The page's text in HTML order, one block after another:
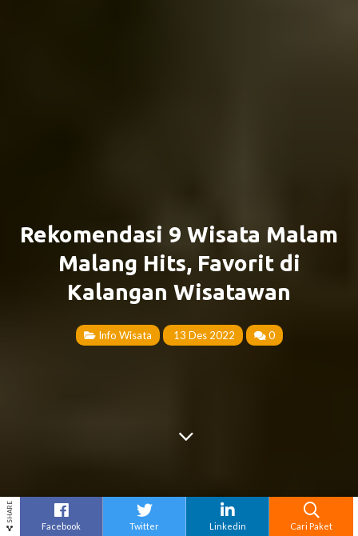
SHARE
Facebook Twitter Linkedin Cari Paket
Rekomendasi 9 Wisata Malam
Malang Hits, Favorit di
Kalangan Wisatawan
Info Wisata 13 Des 2022 0